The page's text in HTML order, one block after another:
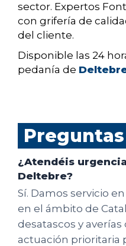
sector. Expertos
con grifería de
del cliente.
Disponible las 24
pedanía de
¿Atendéis
Deltebre?
Sí. Damos servicio
en el ámbito de
desatascos y
actuación prioritaria